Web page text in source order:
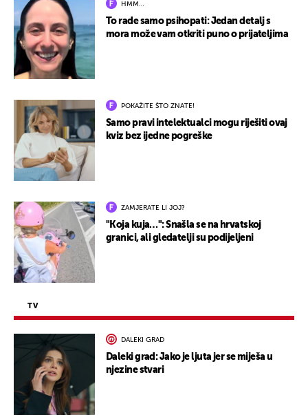
HMM…
To rade samo psihopati: Jedan detalj s
mora može vam otkriti puno o prijateljima
POKAŽITE ŠTO ZNATE!
Samo pravi intelektualci mogu riješiti ovaj
kviz bez ijedne pogreške
ZAMJERATE LI JOJ?
"Koja kuja…": Snašla se na hrvatskoj
granici, ali gledatelji su podijeljeni
TV
DALEKI GRAD
Daleki grad: Jako je ljuta jer se miješa u
njezine stvari